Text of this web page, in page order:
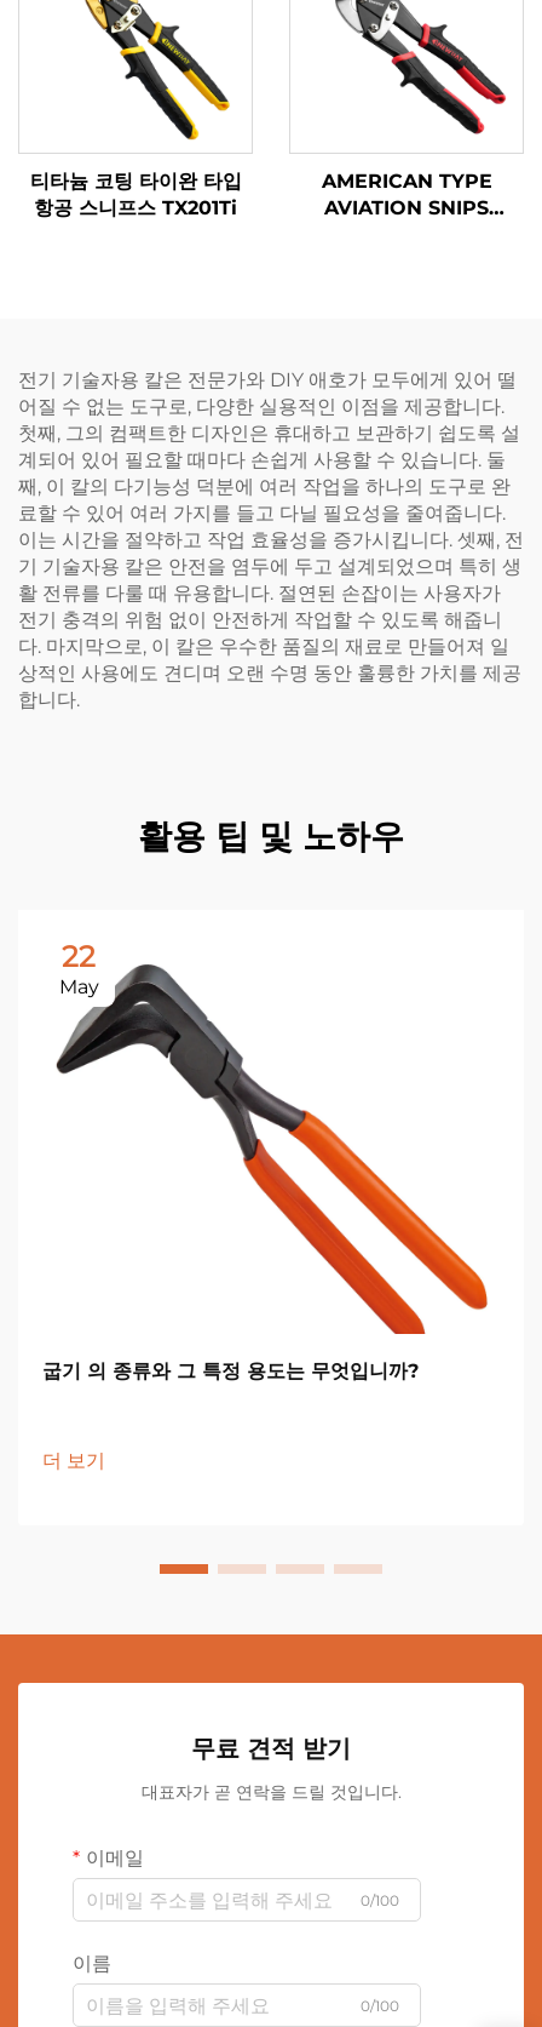
티타늄 코팅 타이완 타입
항공 스니프스 TX201Ti
AMERICAN TYPE
AVIATION SNIPS
전기 기술자용 칼은 전문가와 DIY 애호가 모두에게 있어 떨
어질 수 없는 도구로, 다양한 실용적인 이점을 제공합니다.
첫째, 그의 컴팩트한 디자인은 휴대하고 보관하기 쉽도록 설
계되어 있어 필요할 때마다 손쉽게 사용할 수 있습니다. 둘
째, 이 칼의 다기능성 덕분에 여러 작업을 하나의 도구로 완
료할 수 있어 여러 가지를 들고 다닐 필요성을 줄여줍니다.
이는 시간을 절약하고 작업 효율성을 증가시킵니다. 셋째, 전
기 기술자용 칼은 안전을 염두에 두고 설계되었으며 특히 생
활 전류를 다룰 때 유용합니다. 절연된 손잡이는 사용자가
전기 충격의 위험 없이 안전하게 작업할 수 있도록 해줍니
다. 마지막으로, 이 칼은 우수한 품질의 재료로 만들어져 일
상적인 사용에도 견디며 오랜 수명 동안 훌륭한 가치를 제공
합니다.
활용 팁 및 노하우
22
May
굽기 의 종류와 그 특정 용도는 무엇입니까?
더 보기
무료 견적 받기
대표자가 곧 연락을 드릴 것입니다.
이메일
0/100
이름
0/100